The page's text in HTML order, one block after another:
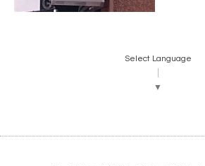
Select Language
▼